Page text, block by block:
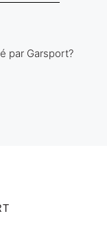
par Garsport?